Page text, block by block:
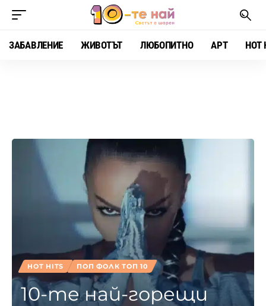
ЗАБАВЛЕНИЕ ЖИВОТЪТ ЛЮБОПИТНО АРТ HOT
HOT HITS ПОП ФОЛК ТОП 10
10-те най-горещи